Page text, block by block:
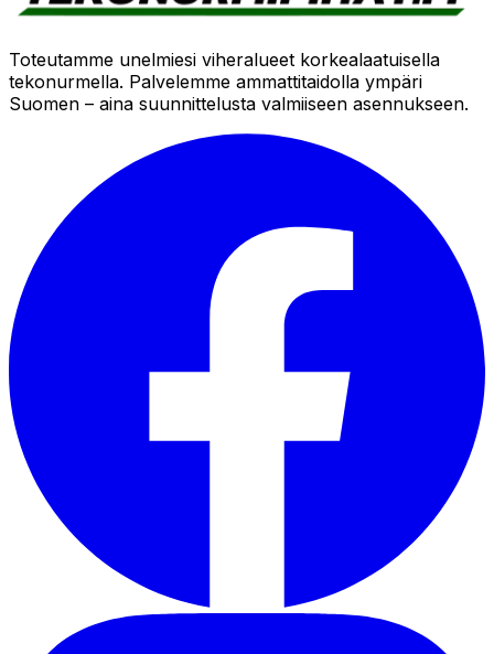
Toteutamme unelmiesi viheralueet korkealaatuisella
tekonurmella. Palvelemme ammattitaidolla ympäri
Suomen – aina suunnittelusta valmiiseen asennukseen.